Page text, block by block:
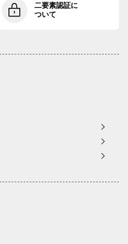
二要素認証に
ついて